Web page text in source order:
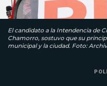
El candidato a la Intendencia de
Chamorro, sostuvo que su
municipal y la ciudad. Foto: